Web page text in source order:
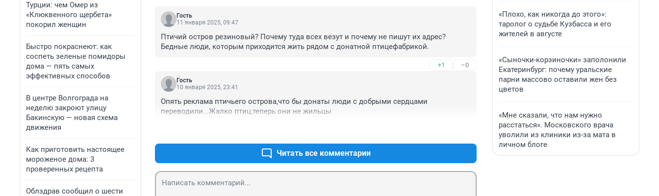
Турции: чем Омер из
«Клюквенного щербета»
покорил женщин
Быстро покраснеют: как
соспеть зеленые помидоры
дома — пять самых
эффективных способов
В центре Волгограда на
неделю закроют улицу
Бакинскую — новая схема
движения
Как приготовить настоящее
мороженое дома: 3
проверенных рецепта
Облздрав сообщил о шести
Гость
11 января 2025, 09:47
Птичий остров резиновый? Почему туда всех везут и почему не пишут их адрес?
Бедные люди, которым приходится жить рядом с донатной птицефабрикой.
+1 –0
Гость
10 января 2025, 23:41
Опять реклама птичьего острова,что бы донаты люди с добрыми сердцами
переводили...Жалко птиц,теперь они не жильцы
Читать все комментарии
«Плохо, как никогда до этого»:
таролог о судьбе Кузбасса и его
жителей в августе
«Сыночки-корзиночки» заполонили
Екатеринбург: почему уральские
парни массово оставили жен без
цветов
«Мне сказали, что нам нужно
расстаться». Московского врача
уволили из клиники из-за мата в
личном блоге